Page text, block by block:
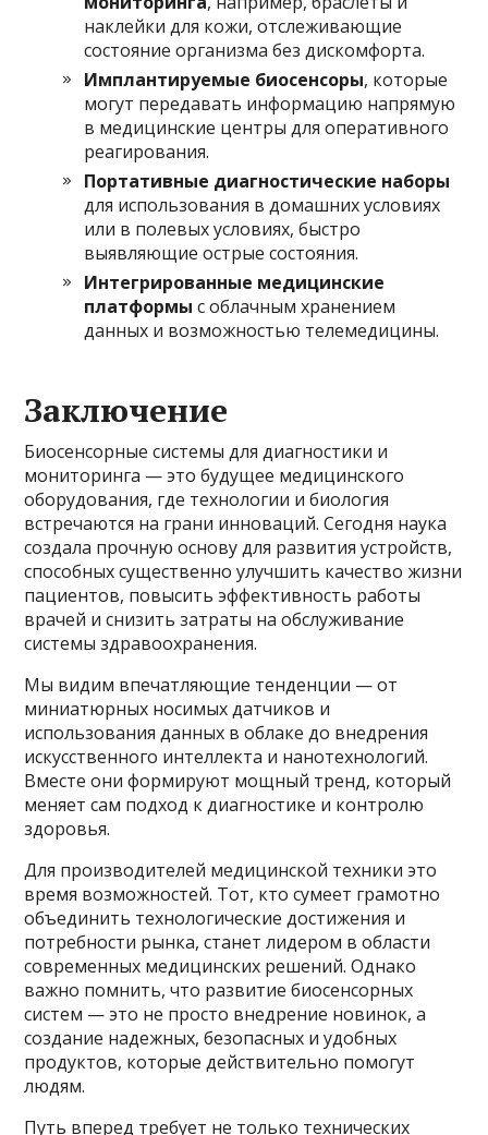
наклейки для кожи, отслеживающие
состояние организма без дискомфорта.
Имплантируемые биосенсоры, которые
могут передавать информацию напрямую
в медицинские центры для оперативного
реагирования.
Портативные диагностические наборы
для использования в домашних условиях
или в полевых условиях, быстро
выявляющие острые состояния.
Интегрированные медицинские
платформы с облачным хранением
данных и возможностью телемедицины.
Заключение
Биосенсорные системы для диагностики и
мониторинга — это будущее медицинского
оборудования, где технологии и биология
встречаются на грани инноваций. Сегодня наука
создала прочную основу для развития устройств,
способных существенно улучшить качество жизни
пациентов, повысить эффективность работы
врачей и снизить затраты на обслуживание
системы здравоохранения.
Мы видим впечатляющие тенденции — от
миниатюрных носимых датчиков и
использования данных в облаке до внедрения
искусственного интеллекта и нанотехнологий.
Вместе они формируют мощный тренд, который
меняет сам подход к диагностике и контролю
здоровья.
Для производителей медицинской техники это
время возможностей. Тот, кто сумеет грамотно
объединить технологические достижения и
потребности рынка, станет лидером в области
современных медицинских решений. Однако
важно помнить, что развитие биосенсорных
систем — это не просто внедрение новинок, а
создание надежных, безопасных и удобных
продуктов, которые действительно помогут
людям.
Путь вперед требует не только технических